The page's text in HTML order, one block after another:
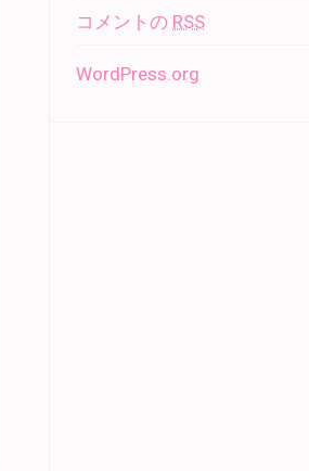
コメントの RSS
WordPress.org